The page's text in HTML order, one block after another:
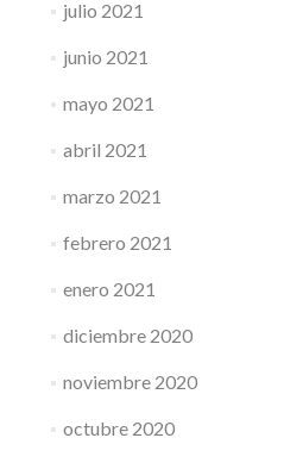
julio 2021
junio 2021
mayo 2021
abril 2021
marzo 2021
febrero 2021
enero 2021
diciembre 2020
noviembre 2020
octubre 2020